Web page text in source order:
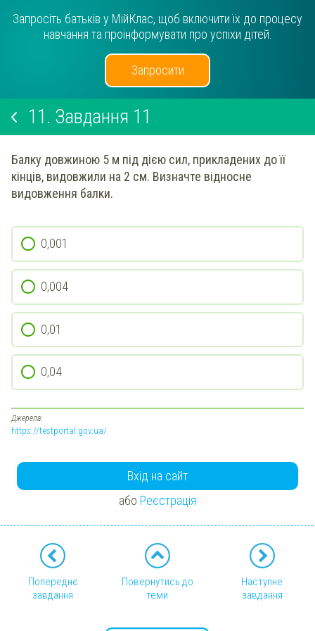
Запросіть батьків у МійКлас, щоб включити їх до процесу
навчання та проінформувати про успіхи дітей.
Запросити
11. Завдання 11
Балку довжиною 5 м під дією сил, прикладених до її
кінців, видовжили на 2 см. Визначте відносне
видовження балки.
0,001
0,004
0,01
0,04
Джерела:
https://testportal.gov.ua/
Вхід на сайт
або Реєстрація
Попереднє
завдання
Повернутись до
теми
Наступне
завдання